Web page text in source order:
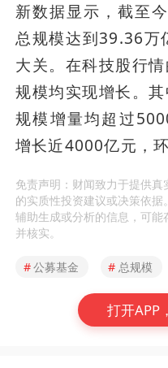
新数据显示，截至
总规模达到39.36万
大关。在科技股行
规模均实现增长。
规模增量均超过
增长近4000亿元，
免责声明：财闻致力于提供
的实质性投资建议或决策依
辅助生成或分析的信息，可
并核实。
#公募基金 # 总规模
打开APP